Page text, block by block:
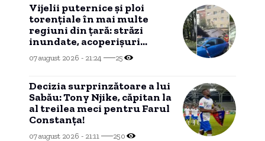
Vijelii puternice și ploi
torențiale în mai multe
regiuni din țară: străzi
inundate, acoperișuri
smulse și zeci de mașini
avariate
07 august 2026 - 21:24 25
Decizia surprinzătoare a lui
Sabău: Tony Njike, căpitan la
al treilea meci pentru Farul
Constanța!
07 august 2026 - 21:11 250